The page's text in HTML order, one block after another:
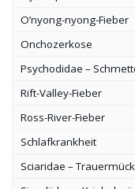
O’nyong-nyong-Fieber
Onchozerkose
Psychodidae –
Rift-Valley-Fieber
Ross-River-Fieber
Schlafkrankheit
Sciaridae –